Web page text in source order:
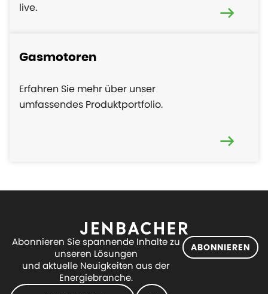
live.
Gasmotoren
Erfahren Sie mehr über unser
umfassendes Produktportfolio.
Abonnieren Sie spannende Inhalte zu
unseren Lösungen
und aktuelle Neuigkeiten aus der
Energiebranche.
ABONNIEREN